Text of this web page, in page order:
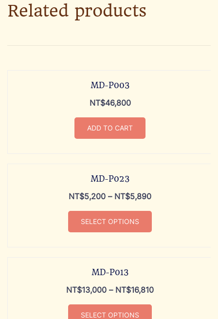
Related products
MD-P003
NT$46,800
ADD TO CART
MD-P023
NT$5,200 – NT$5,890
SELECT OPTIONS
MD-P013
NT$13,000 – NT$16,810
SELECT OPTIONS